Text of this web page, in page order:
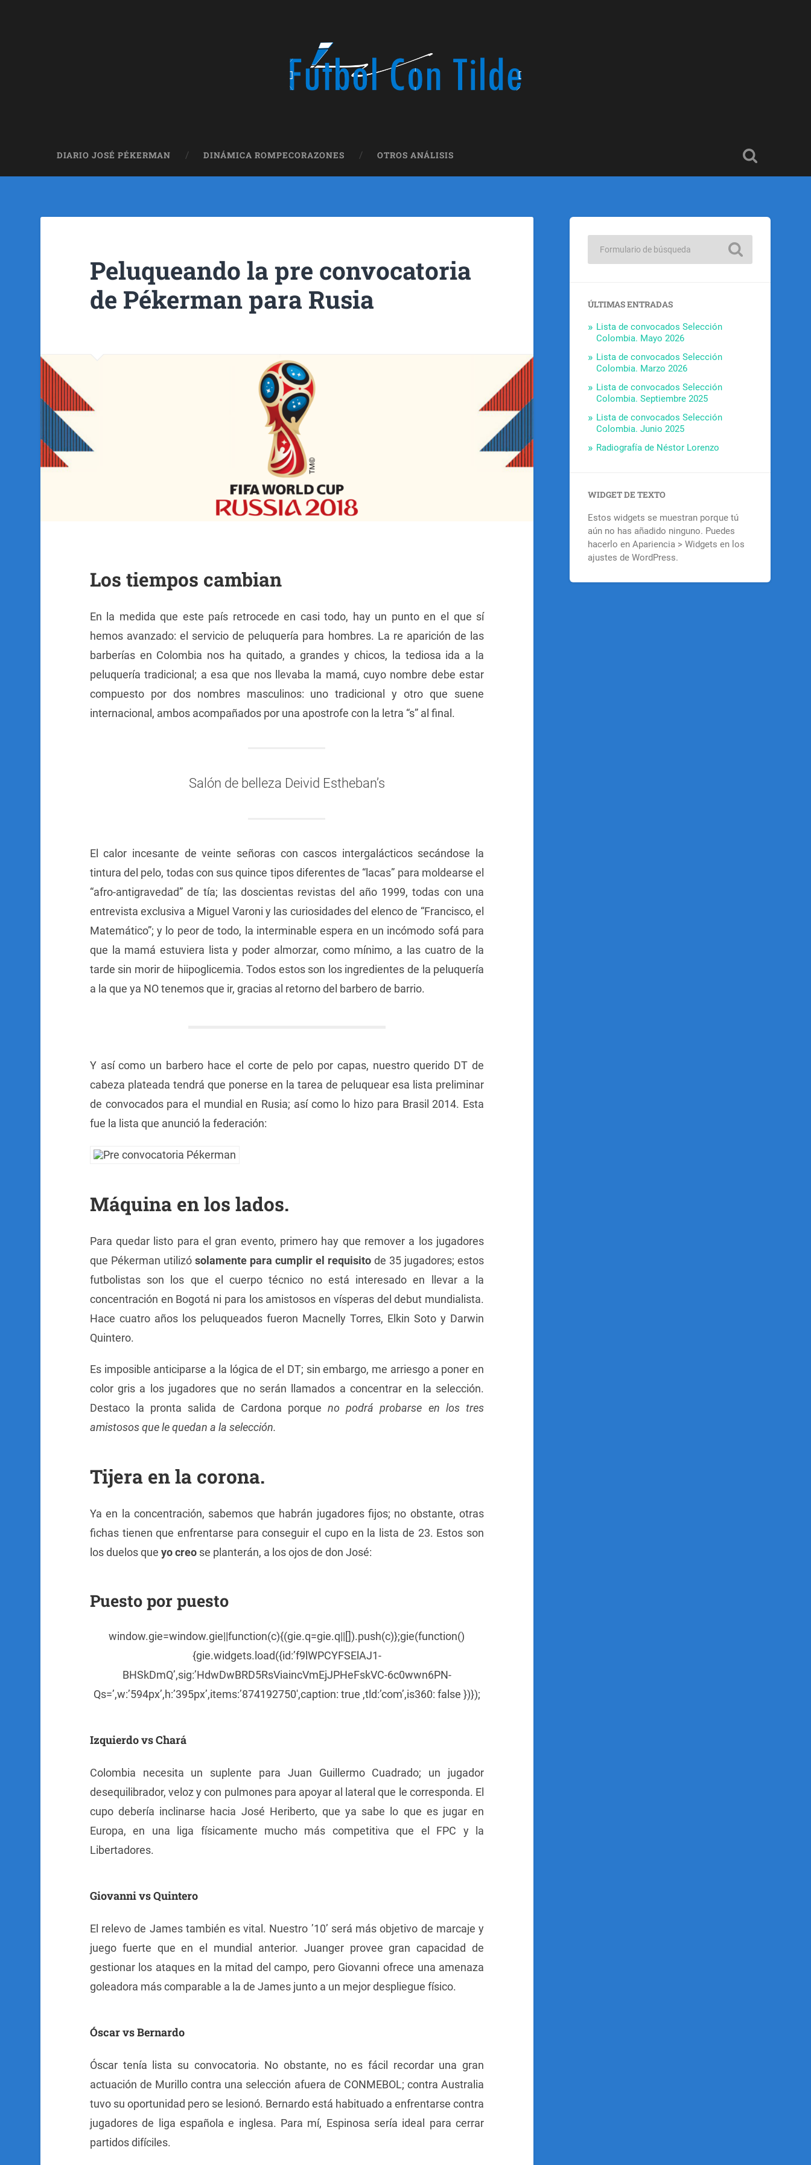
DIARIO JOSÉ PÉKERMAN DINÁMICA ROMPECORAZONES OTROS ANÁLISIS
Peluqueando la pre convocatoria
de Pékerman para Rusia
Los tiempos cambian
En la medida que este país retrocede en casi todo, hay un punto en el que sí
hemos avanzado: el servicio de peluquería para hombres. La re aparición de las
barberías en Colombia nos ha quitado, a grandes y chicos, la tediosa ida a la
peluquería tradicional; a esa que nos llevaba la mamá, cuyo nombre debe estar
compuesto por dos nombres masculinos: uno tradicional y otro que suene
internacional, ambos acompañados por una apostrofe con la letra “s” al final.
Salón de belleza Deivid Estheban’s
El calor incesante de veinte señoras con cascos intergalácticos secándose la
tintura del pelo, todas con sus quince tipos diferentes de “lacas” para moldearse el
“afro-antigravedad” de tía; las doscientas revistas del año 1999, todas con una
entrevista exclusiva a Miguel Varoni y las curiosidades del elenco de “Francisco, el
Matemático”; y lo peor de todo, la interminable espera en un incómodo sofá para
que la mamá estuviera lista y poder almorzar, como mínimo, a las cuatro de la
tarde sin morir de hiipoglicemia. Todos estos son los ingredientes de la peluquería
a la que ya NO tenemos que ir, gracias al retorno del barbero de barrio.
Y así como un barbero hace el corte de pelo por capas, nuestro querido DT de
cabeza plateada tendrá que ponerse en la tarea de peluquear esa lista preliminar
de convocados para el mundial en Rusia; así como lo hizo para Brasil 2014. Esta
fue la lista que anunció la federación:
Máquina en los lados.
Para quedar listo para el gran evento, primero hay que remover a los jugadores
que Pékerman utilizó solamente para cumplir el requisitode 35 jugadores; estos
futbolistas son los que el cuerpo técnico no está interesado en llevar a la
concentración en Bogotá ni para los amistosos en vísperas del debut mundialista.
Hace cuatro años los peluqueados fueron Macnelly Torres, Elkin Soto y Darwin
Quintero.
Es imposible anticiparse a la lógica de el DT; sin embargo, me arriesgo a poner en
color gris a los jugadores que no serán llamados a concentrar en la selección.
Destaco la pronta salida de Cardona porqueno podrá probarse en los tres
amistosos que le quedan a la selección.
Tijera en la corona.
Ya en la concentración, sabemos que habrán jugadores fijos; no obstante, otras
fichas tienen que enfrentarse para conseguir el cupo en la lista de 23. Estos son
los duelos que yo creose planterán, a los ojos de don José:
Puesto por puesto
window.gie=window.gie||function(c){(gie.q=gie.q||[]).push(c)};gie(function()
{gie.widgets.load({id:’f9lWPCYFSElAJ1-
BHSkDmQ’,sig:’HdwDwBRD5RsViaincVmEjJPHeFskVC-6c0wwn6PN-
Qs=’,w:’594px’,h:’395px’,items:’874192750′,caption: true ,tld:’com’,is360: false })});
Izquierdo vs Chará
Colombia necesita un suplente para Juan Guillermo Cuadrado; un jugador
desequilibrador, veloz y con pulmones para apoyar al lateral que le corresponda. El
cupo debería inclinarse hacia José Heriberto, que ya sabe lo que es jugar en
Europa, en una liga físicamente mucho más competitiva que el FPC y la
Libertadores.
Giovanni vs Quintero
El relevo de James también es vital. Nuestro ’10’ será más objetivo de marcaje y
juego fuerte que en el mundial anterior. Juanger provee gran capacidad de
gestionar los ataques en la mitad del campo, pero Giovanni ofrece una amenaza
goleadora más comparable a la de James junto a un mejor despliegue físico.
Óscar vs Bernardo
Óscar tenía lista su convocatoria. No obstante, no es fácil recordar una gran
actuación de Murillo contra una selección afuera de CONMEBOL; contra Australia
tuvo su oportunidad pero se lesionó. Bernardo está habituado a enfrentarse contra
jugadores de liga española e inglesa. Para mí, Espinosa sería ideal para cerrar
partidos difíciles.
ÚLTIMAS ENTRADAS
Lista de convocados Selección
Colombia. Mayo 2026
Lista de convocados Selección
Colombia. Marzo 2026
Lista de convocados Selección
Colombia. Septiembre 2025
Lista de convocados Selección
Colombia. Junio 2025
Radiografía de Néstor Lorenzo
WIDGET DE TEXTO
Estos widgets se muestran porque tú
aún no has añadido ninguno. Puedes
hacerlo en Apariencia > Widgets en los
ajustes de WordPress.